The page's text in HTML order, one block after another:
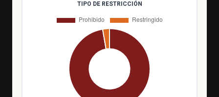
TIPO DE RESTRICCIÓN